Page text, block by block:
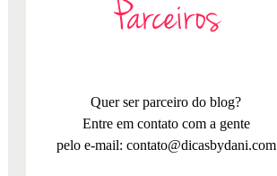
Parceiros
Quer ser parceiro do blog?
Entre em contato com a gente
pelo e-mail: contato@dicasbydani.com